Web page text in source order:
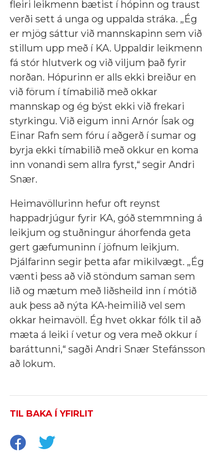
fleiri leikmenn bætist í hópinn og traust
verði sett á unga og uppalda stráka. „Ég
er mjög sáttur við mannskapinn sem við
stillum upp með í KA. Uppaldir leikmenn
fá stór hlutverk og við viljum það fyrir
norðan. Hópurinn er alls ekki breiður en
við förum í tímabilið með okkar
mannskap og ég býst ekki við frekari
styrkingu. Við eigum inni Arnór Ísak og
Einar Rafn sem fóru í aðgerð í sumar og
byrja ekki tímabilið með okkur en koma
inn vonandi sem allra fyrst,“ segir Andri
Snær.
Heimavöllurinn hefur oft reynst
happadrjúgur fyrir KA, góð stemmning á
leikjum og stuðningur áhorfenda geta
gert gæfumuninn í jöfnum leikjum.
Þjálfarinn segir þetta afar mikilvægt. „Ég
vænti þess að við stöndum saman sem
lið og mætum með liðsheild inn í mótið
auk þess að nýta KA-heimilið vel sem
okkar heimavöll. Ég hvet okkar fólk til að
mæta á leiki í vetur og vera með okkur í
baráttunni,“ sagði Andri Snær Stefánsson
að lokum.
TIL BAKA Í YFIRLIT